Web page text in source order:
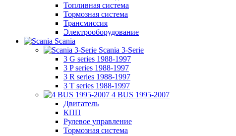
Топливная система
Тормозная система
Трансмиссия
Электрооборудование
Scania
Scania 3-Serie
3 G series 1988-1997
3 P series 1988-1997
3 R series 1988-1997
3 T series 1988-1997
4 BUS 1995-2007
Двигатель
КПП
Рулевое управление
Тормозная система